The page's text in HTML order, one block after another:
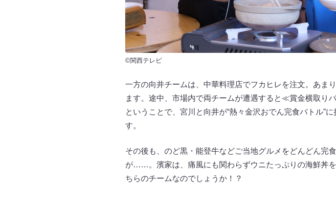
©関西テレビ
一方の向井チームは、中華料理店でフカヒレを注文。あ
ます。途中、市場内で両チームが遭遇すると≪賞金横取り
ということで、宮川と向井が“熱々金沢おでん完食バトル”
す。
その後も、のど黒・能登牛などご当地グルメをどんどん完
が……。濱家は、痛風にも関わらずウニたっぷりの海鮮丼
ちらのチームなのでしょうか！？